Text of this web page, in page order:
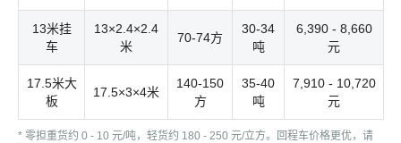
13米挂
车
13×2.4×2.4
米
70-74方
30-34
吨
6,390 - 8,660
元
17.5米大
板
17.5×3×4米
140-150
方
35-40
吨
7,910 - 10,720
元
* 零担重货约 0 - 10 元/吨，轻货约 180 - 250 元/立方。回程车价格更优，请